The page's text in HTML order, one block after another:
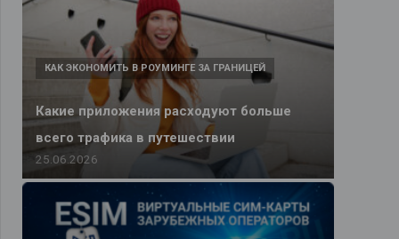
Какие приложения расходуют больше
всего трафика в путешествии
КАК ЭКОНОМИТЬ В РОУМИНГЕ ЗА ГРАНИЦЕЙ
25.06.2026